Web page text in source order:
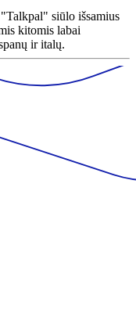
siūlo išsamius
kitomis labai
ir italų.